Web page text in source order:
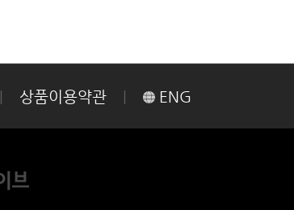
상품이용약관 ENG